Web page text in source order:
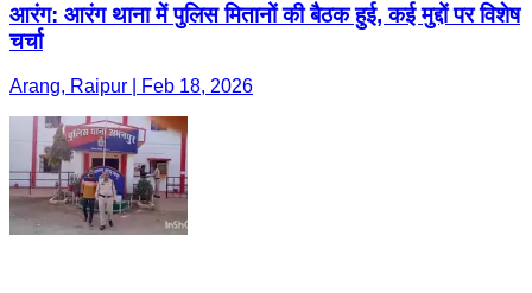
आरंग: आरंग थाना में पुलिस मितानों की बैठक हुई, कई मुद्दों पर विशेष
चर्चा
Arang, Raipur | Feb 18, 2026